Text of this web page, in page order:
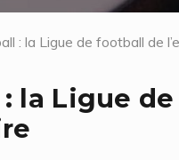
: la Ligue de football de
la Ligue